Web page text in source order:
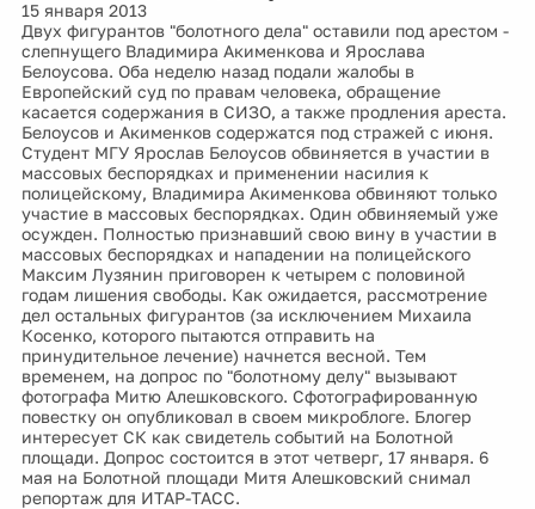
15 января 2013
Двух фигурантов "болотного дела" оставили под арестом -
слепнущего Владимира Акименкова и Ярослава
Белоусова. Оба неделю назад подали жалобы в
Европейский суд по правам человека, обращение
касается содержания в СИЗО, а также продления ареста.
Белоусов и Акименков содержатся под стражей с июня.
Студент МГУ Ярослав Белоусов обвиняется в участии в
массовых беспорядках и применении насилия к
полицейскому, Владимира Акименкова обвиняют только
участие в массовых беспорядках. Один обвиняемый уже
осужден. Полностью признавший свою вину в участии в
массовых беспорядках и нападении на полицейского
Максим Лузянин приговорен к четырем с половиной
годам лишения свободы. Как ожидается, рассмотрение
дел остальных фигурантов (за исключением Михаила
Косенко, которого пытаются отправить на
принудительное лечение) начнется весной. Тем
временем, на допрос по "болотному делу" вызывают
фотографа Митю Алешковского. Сфотографированную
повестку он опубликовал в своем микроблоге. Блогер
интересует СК как свидетель событий на Болотной
площади. Допрос состоится в этот четверг, 17 января. 6
мая на Болотной площади Митя Алешковский снимал
репортаж для ИТАР-ТАСС.